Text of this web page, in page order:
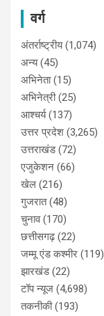
वर्ग
अंतर्राष्ट्रीय(1,074)
अन्य(45)
अभिनेता(15)
अभिनेत्री(25)
आश्चर्य(137)
उत्तर प्रदेश (3,265)
उत्तराखंड(72)
एजुकेशन (66)
खेल (216)
गुजरात(48)
चुनाव(170)
छत्तीसगढ़(22)
जम्मू एंड कश्मीर (119)
झारखंड(22)
टॉप न्यूज (4,698)
तकनीकी(193)